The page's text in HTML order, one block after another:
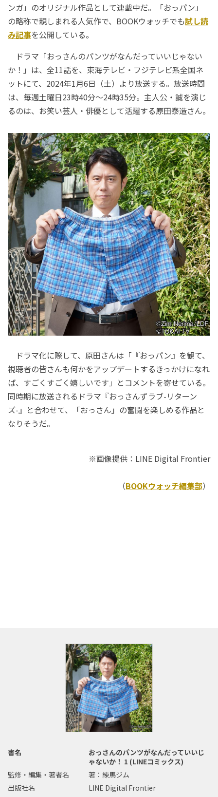
ンガ」のオリジナル作品として連載中だ。「おっパン」
の略称で親しまれる人気作で、BOOKウォッチでも試し読
み記事を公開している。
ドラマ「おっさんのパンツがなんだっていいじゃない
か！」は、全11話を、東海テレビ・フジテレビ系全国ネ
ットにて、2024年1月6日（土）より放送する。放送時間
は、毎週土曜日23時40分～24時35分。主人公・誠を演じ
るのは、お笑い芸人・俳優として活躍する原田泰造さん。
ドラマ化に際して、原田さんは「『おっパン』を観て、
視聴者の皆さんも何かをアップデートするきっかけになれ
ば、すごくすごく嬉しいです」とコメントを寄せている。
同時期に放送されるドラマ『おっさんずラブ-リターン
ズ-』と合わせて、「おっさん」の奮闘を楽しめる作品と
なりそうだ。
※画像提供：LINE Digital Frontier
（BOOKウォッチ編集部）
書名
おっさんのパンツがなんだっていいじ
ゃないか！ 1 (LINEコミックス)
監修・編集・著者名
著：練馬ジム
出版社名
LINE Digital Frontier